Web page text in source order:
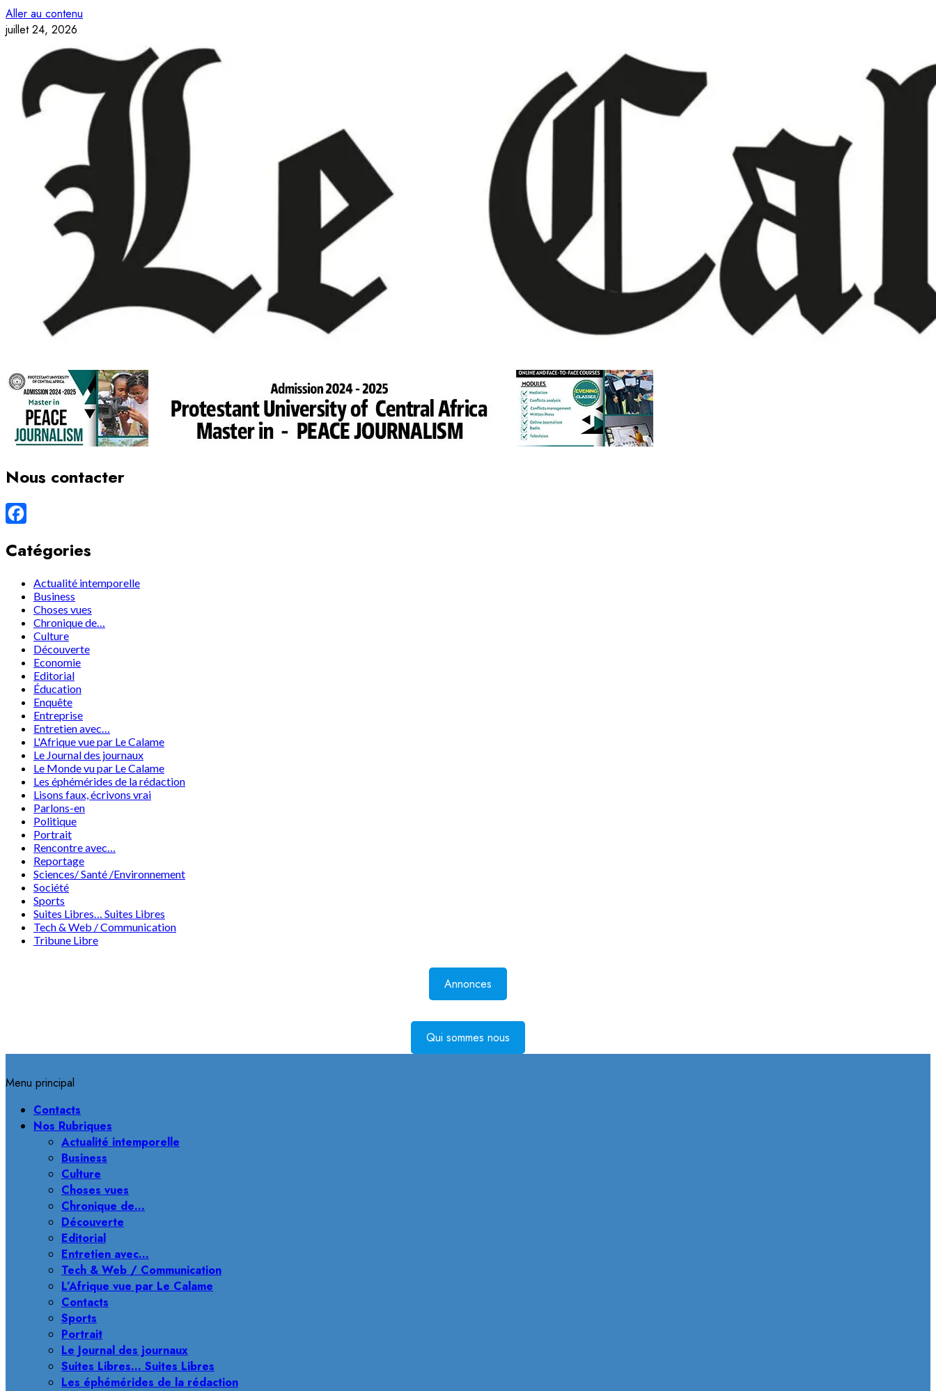
Aller au contenu
juillet 24, 2026
Nous contacter
Catégories
Actualité intemporelle
Business
Choses vues
Chronique de…
Culture
Découverte
Economie
Editorial
Éducation
Enquête
Entreprise
Entretien avec…
L'Afrique vue par Le Calame
Le Journal des journaux
Le Monde vu par Le Calame
Les éphémérides de la rédaction
Lisons faux, écrivons vrai
Parlons-en
Politique
Portrait
Rencontre avec…
Reportage
Sciences/ Santé /Environnement
Société
Sports
Suites Libres… Suites Libres
Tech & Web / Communication
Tribune Libre
Annonces
Qui sommes nous
Menu principal
Contacts
Nos Rubriques
Actualité intemporelle
Business
Culture
Choses vues
Chronique de…
Découverte
Editorial
Entretien avec…
Tech & Web / Communication
L’Afrique vue par Le Calame
Contacts
Sports
Portrait
Le Journal des journaux
Suites Libres… Suites Libres
Les éphémérides de la rédaction